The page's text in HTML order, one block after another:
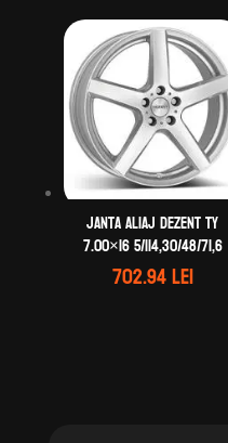
Janta aliaj DEZENT TY
7.00×16 5/114,30/48/71,6
702.94lei